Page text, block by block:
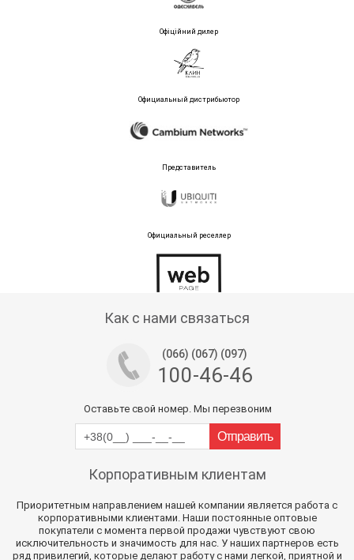
Офіційний дилер
Официальный дистрибьютор
Представитель
Официальный реселлер
Как с нами связаться
(066) (067) (097)
100-46-46
Оставьте свой номер. Мы перезвоним
Корпоративным клиентам
Приоритетным направлением нашей компании является работа с
корпоративными клиентами. Наши постоянные оптовые
покупатели с момента первой продажи чувствуют свою
исключительность и значимость для нас. У наших партнеров есть
ряд привилегий, которые делают работу с нами легкой, приятной и